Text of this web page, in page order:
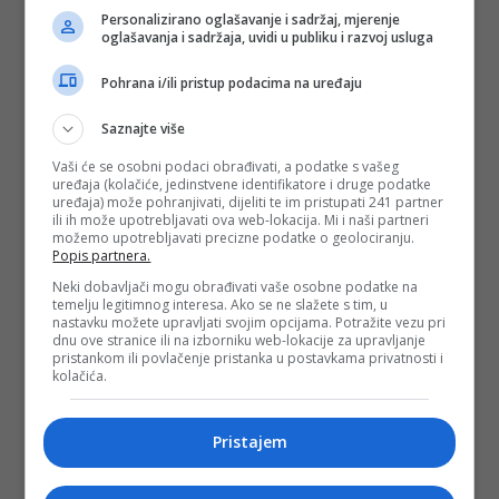
Personalizirano oglašavanje i sadržaj, mjerenje
oglašavanja i sadržaja, uvidi u publiku i razvoj usluga
Pohrana i/ili pristup podacima na uređaju
Saznajte više
Vaši će se osobni podaci obrađivati, a podatke s vašeg
uređaja (kolačiće, jedinstvene identifikatore i druge podatke
uređaja) može pohranjivati, dijeliti te im pristupati 241 partner
ili ih može upotrebljavati ova web-lokacija. Mi i naši partneri
možemo upotrebljavati precizne podatke o geolociranju.
Popis partnera.
Neki dobavljači mogu obrađivati vaše osobne podatke na
temelju legitimnog interesa. Ako se ne slažete s tim, u
nastavku možete upravljati svojim opcijama. Potražite vezu pri
dnu ove stranice ili na izborniku web-lokacije za upravljanje
pristankom ili povlačenje pristanka u postavkama privatnosti i
kolačića.
Pristajem